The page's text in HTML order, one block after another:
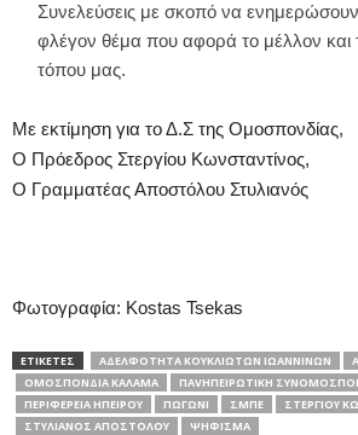
Συνελεύσεις με σκοπό να ενημερώσουν
φλέγον θέμα που αφορά το μέλλον και
τόπου μας.
Με εκτίμηση για το Δ.Σ της Ομοσπονδίας,
Ο Πρόεδρος Στεργίου Κωνσταντίνος,
Ο Γραμματέας Αποστόλου Στυλιανός
Φωτογραφία: Kostas Tsekas
ΕΤΙΚΕΤΕΣ ΑΔΕΛΦΌΤΗΤΑ ΚΟΥΚΛΙΩΤΏΝ ΙΩΑΝΝΊΝΩΝ
ΟΜΟΣΠΟΝΔΊΑ ΚΑΛΑΜΆ
ΠΑVΗΠΕΙΡΩΤΙΚΉ
ΠΕΡΙΦΈΡΕΙΑ ΗΠΕΊΡΟΥ
ΠΩΓΏΝΙ ΣΜΠΕ
ΣΤΕΡΓΊΟΥ
ΣΤΥΛΙΑΝΌΣ ΑΠΟΣΤΌΛΟΥ
ΨΉΦΙΣΜΑ